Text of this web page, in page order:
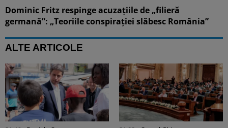
Dominic Fritz respinge acuzațiile de „filieră
germană”: „Teoriile conspirației slăbesc România”
ALTE ARTICOLE